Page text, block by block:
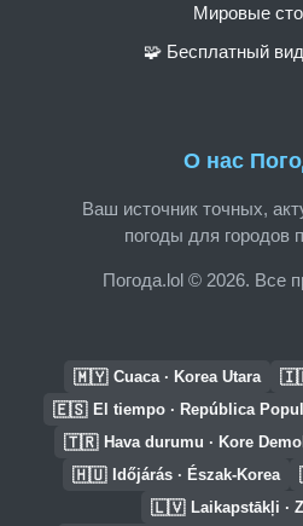
О нас
Ваш источник точных,
погоды для городов
Погода.lol © 2026. Все
Мировые
🧩 Бесплатный
🇲🇾 Cuaca · Korea Utara
🇪🇸 El tiempo · República
🇹🇷 Hava durumu · Kore
🇭🇺 Időjárás · Észak-Korea
🇱🇻 Laikapstākļi ·